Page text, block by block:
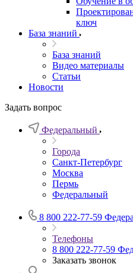
ключ
База знаний
База знаний
Видео материалы
Статьи
Новости
Задать вопрос
Федеральный
Города
Санкт-Петербург
Москва
Пермь
Федеральный
8 800 222-77-59
Телефоны
8 800 222-77-59
Заказать звонок